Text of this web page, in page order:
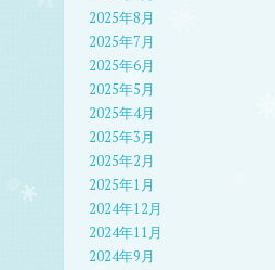
2025年8月
2025年7月
2025年6月
2025年5月
2025年4月
2025年3月
2025年2月
2025年1月
2024年12月
2024年11月
2024年9月